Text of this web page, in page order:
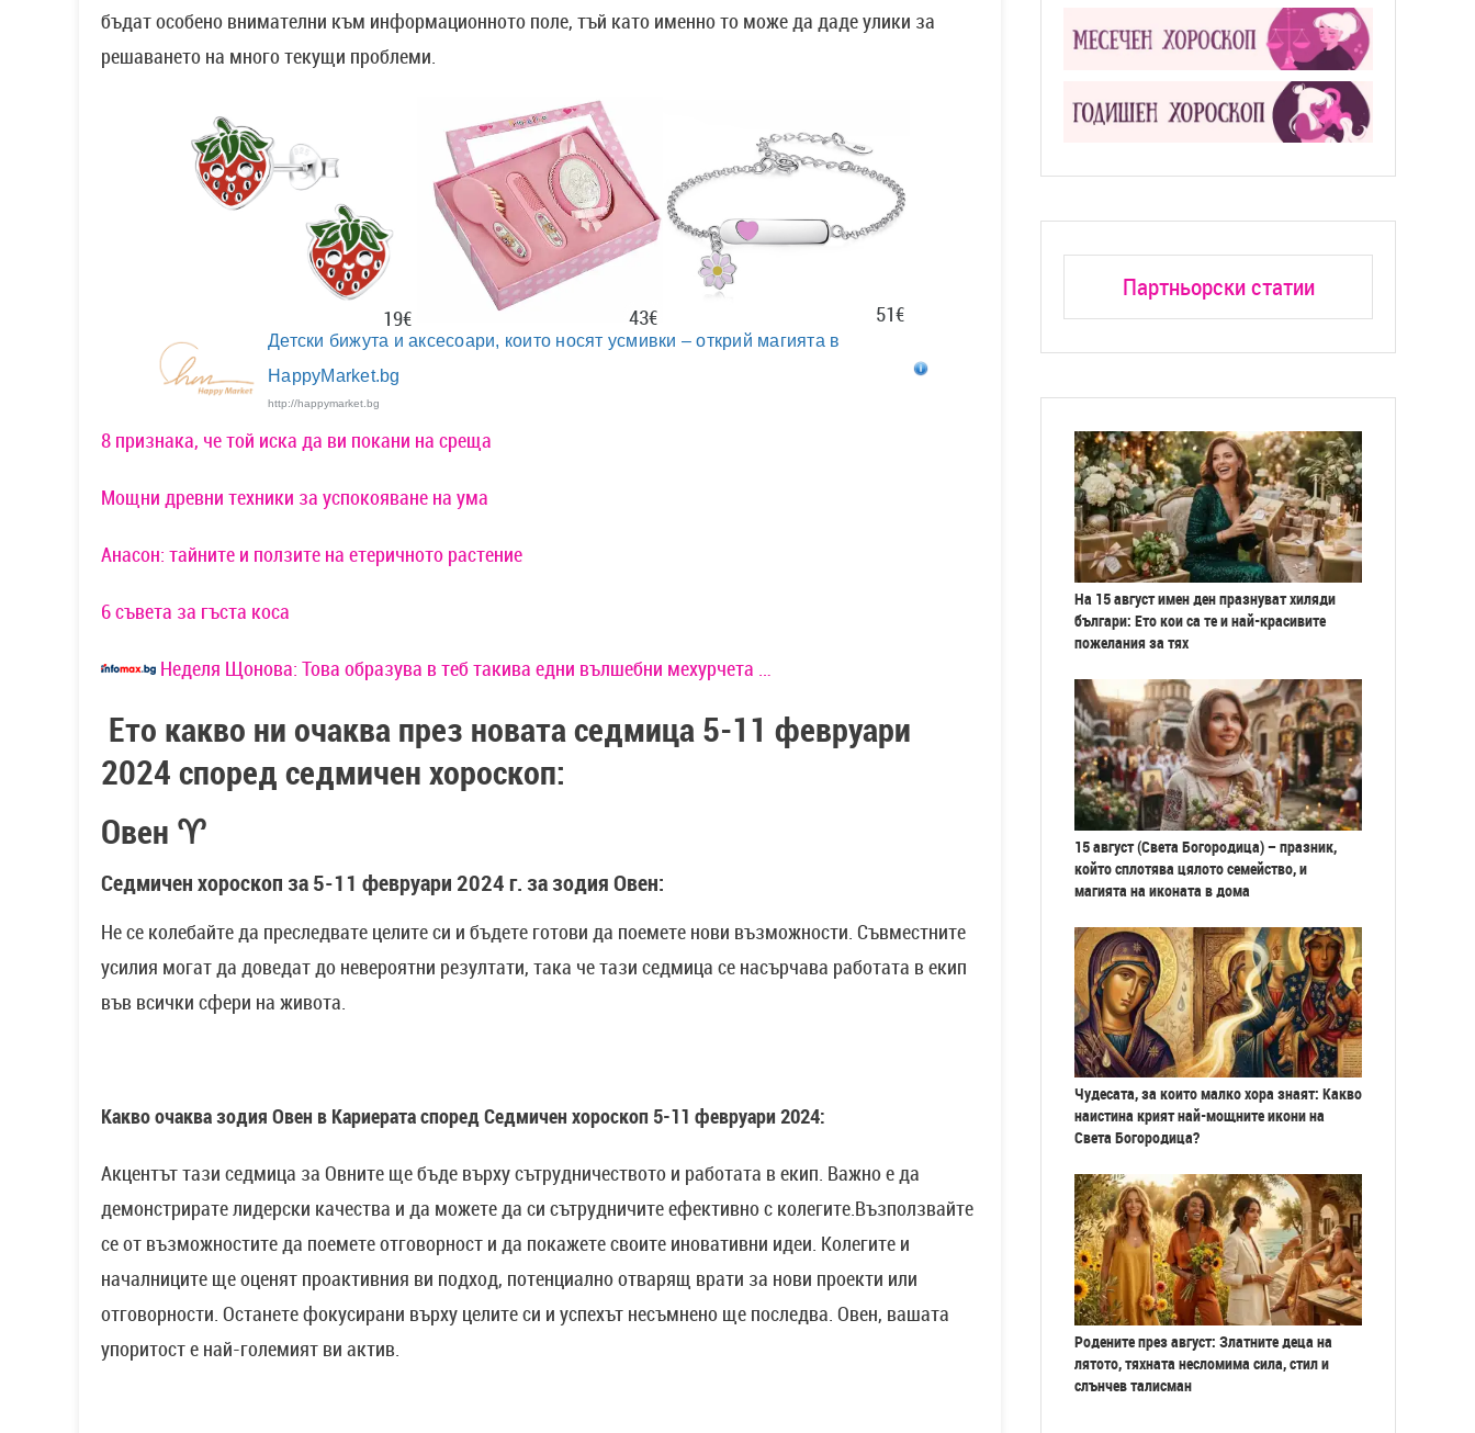
бъдат особено внимателни към информационното поле, тъй като именно то може да даде улики за
решаването на много текущи проблеми.
19€ 43€ 51€
Детски бижута и аксесоари, които носят усмивки – открий магията в
HappyMarket.bg
http://happymarket.bg
8 признака, че той иска да ви покани на среща
Мощни древни техники за успокояване на ума
Анасон: тайните и ползите на етеричното растение
6 съвета за гъста коса
Неделя Щонова: Това образува в теб такива едни вълшебни мехурчета …
Ето какво ни очаква през новата седмица 5-11 февруари
2024 според седмичен хороскоп:
Овен ♈
Седмичен хороскоп за 5-11 февруари 2024 г. за зодия Овен:
Не се колебайте да преследвате целите си и бъдете готови да поемете нови възможности. Съвместните
усилия могат да доведат до невероятни резултати, така че тази седмица се насърчава работата в екип
във всички сфери на живота.
Какво очаква зодия Овен в Кариерата според Седмичен хороскоп 5-11 февруари 2024:
Акцентът тази седмица за Овните ще бъде върху сътрудничеството и работата в екип. Важно е да
демонстрирате лидерски качества и да можете да си сътрудничите ефективно с колегите.Възползвайте
се от възможностите да поемете отговорност и да покажете своите иновативни идеи. Колегите и
началниците ще оценят проактивния ви подход, потенциално отварящ врати за нови проекти или
отговорности. Останете фокусирани върху целите си и успехът несъмнено ще последва. Овен, вашата
упоритост е най-големият ви актив.
Партньорски статии
На 15 август имен ден празнуват хиляди
българи: Ето кои са те и най-красивите
пожелания за тях
15 август (Света Богородица) – празник,
който сплотява цялото семейство, и
магията на иконата в дома
Чудесата, за които малко хора знаят: Какво
наистина крият най-мощните икони на
Света Богородица?
Родените през август: Златните деца на
лятото, тяхната несломима сила, стил и
слънчев талисман